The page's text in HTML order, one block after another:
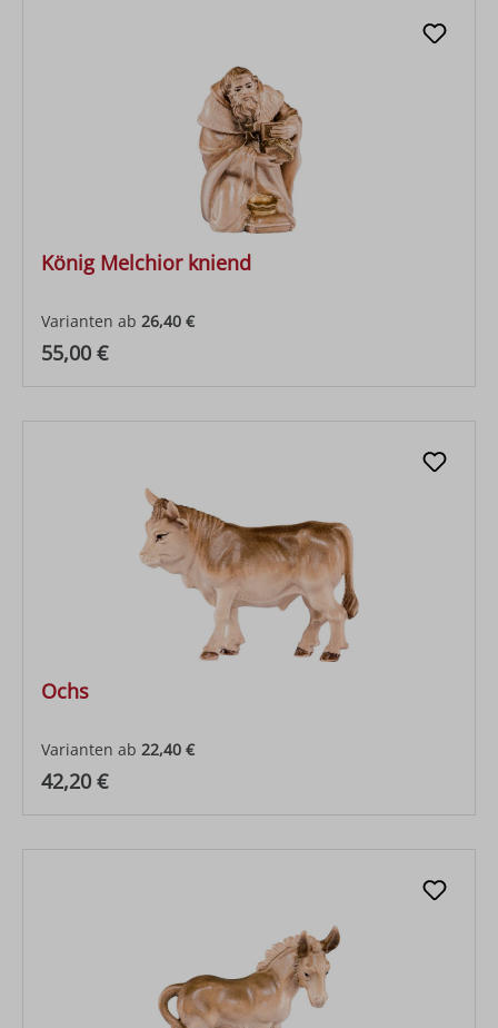
König Melchior kniend
Varianten ab 26,40 €
Regulärer Preis:
55,00 €
Ochs
Varianten ab 22,40 €
Regulärer Preis:
42,20 €